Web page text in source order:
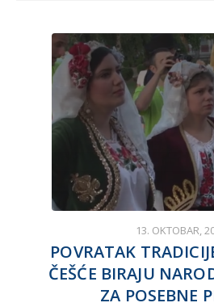
13. OKTOBAR,
POVRATAK
ČEŠĆE BIRAJU
ZA POSEBNE